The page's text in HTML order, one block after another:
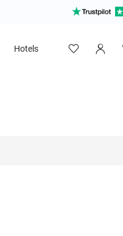
Hotels